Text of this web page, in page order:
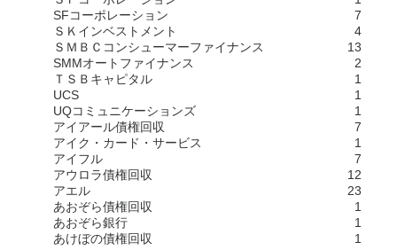
SFコーポレーション
7
ＳＫインベストメント
4
ＳＭＢＣコンシューマーファイナンス
13
SMMオートファイナンス
2
ＴＳＢキャピタル
1
UCS
1
UQコミュニケーションズ
1
アイアール債権回収
7
アイク・カード・サービス
1
アイフル
7
アウロラ債権回収
12
アエル
23
あおぞら債権回収
1
あおぞら銀行
1
あけぼの債権回収
1